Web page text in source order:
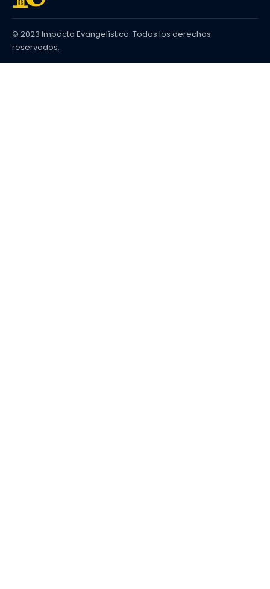
© 2023 Impacto Evangelístico. Todos los derechos
reservados.